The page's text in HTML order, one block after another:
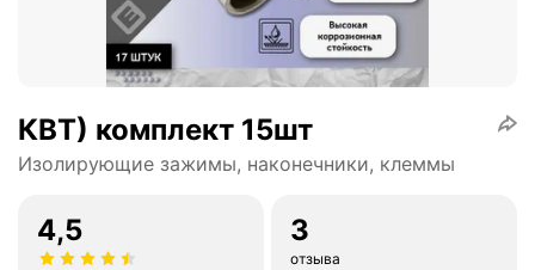
КВТ) комплект 15шт
Изолирующие зажимы, наконечники, клеммы
4,5 3
отзыва